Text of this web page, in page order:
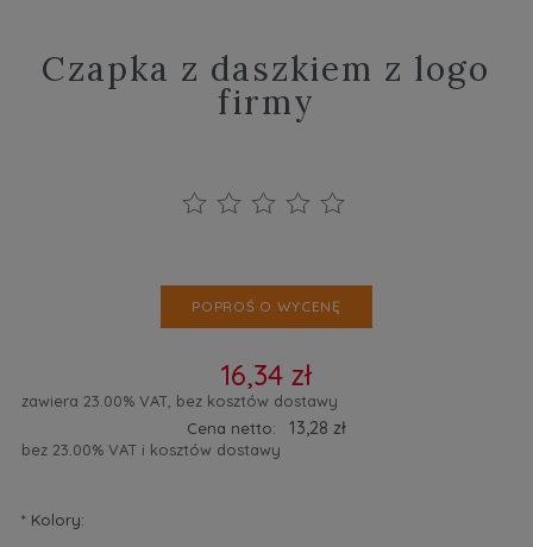
Czapka z daszkiem z logo
firmy
POPROŚ O WYCENĘ
16,34 zł
zawiera 23.00% VAT, bez kosztów dostawy
Cena netto:
13,28 zł
bez 23.00% VAT i kosztów dostawy
* Kolory: